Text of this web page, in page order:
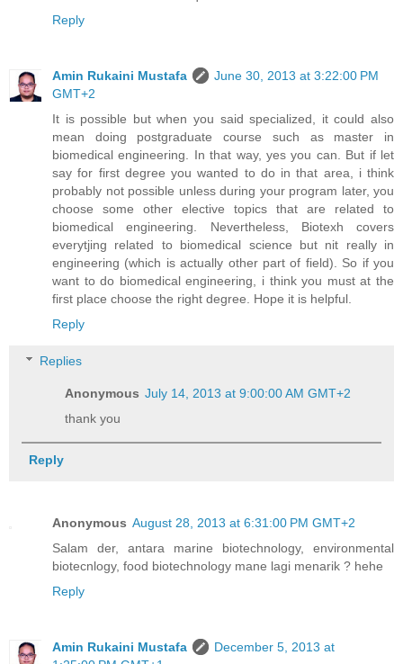
Reply
Amin Rukaini Mustafa
June 30, 2013 at 3:22:00 PM
GMT+2
It is possible but when you said specialized, it could also
mean doing postgraduate course such as master in
biomedical engineering. In that way, yes you can. But if let
say for first degree you wanted to do in that area, i think
probably not possible unless during your program later, you
choose some other elective topics that are related to
biomedical engineering. Nevertheless, Biotexh covers
everytjing related to biomedical science but nit really in
engineering (which is actually other part of field). So if you
want to do biomedical engineering, i think you must at the
first place choose the right degree. Hope it is helpful.
Reply
Replies
Anonymous July 14, 2013 at 9:00:00 AM GMT+2
thank you
Reply
Anonymous August 28, 2013 at 6:31:00 PM GMT+2
Salam der, antara marine biotechnology, environmental
biotecnlogy, food biotechnology mane lagi menarik ? hehe
Reply
Amin Rukaini Mustafa
December 5, 2013 at